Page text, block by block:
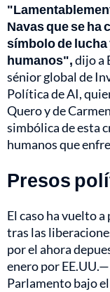
Navas que se ha
símbolo de
humanos",dijo a
sénior global de
Política de AI,
Quero y de
simbólica de esta
humanos que
Presos
El caso ha vuelto
tras las
por el ahora
enero por
Parlamento bajo